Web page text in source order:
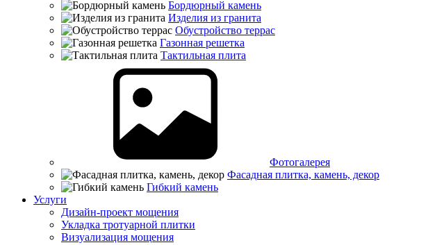
Бордюрный камень
Изделия из гранита
Обустройство террас
Газонная решетка
Тактильная плита
Фотогалерея
Фасадная плитка, камень, декор
Гибкий камень
Услуги
Дизайн-проект мощения
Укладка тротуарной плитки
Визуализация мощения